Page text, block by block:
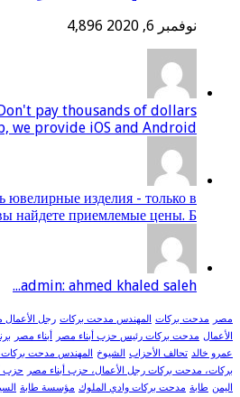
نوفمبر 6, 2020 4,896
pay thousands of dollars
we provide iOS and Android...
ювелирные изделия - только в
найдете приемлемые цены. Б...
admin: ahmed khaled saleh...
مصر مدحت بركات المهندس مدحت بركات رجل
الأعمال مدحت بركات رئيس حزب أبناء مصر أبناء مصر
عمرو خالد تحالف الأحزاب الشيوخ المهندس مدحت
بركات، مدحت بركات رجل الأعمال، حزب أبناء مصر
حزب
اليمن طابة مدحت بركات وادي الملوك مؤسسة طابة